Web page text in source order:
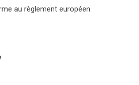
au règlement européen